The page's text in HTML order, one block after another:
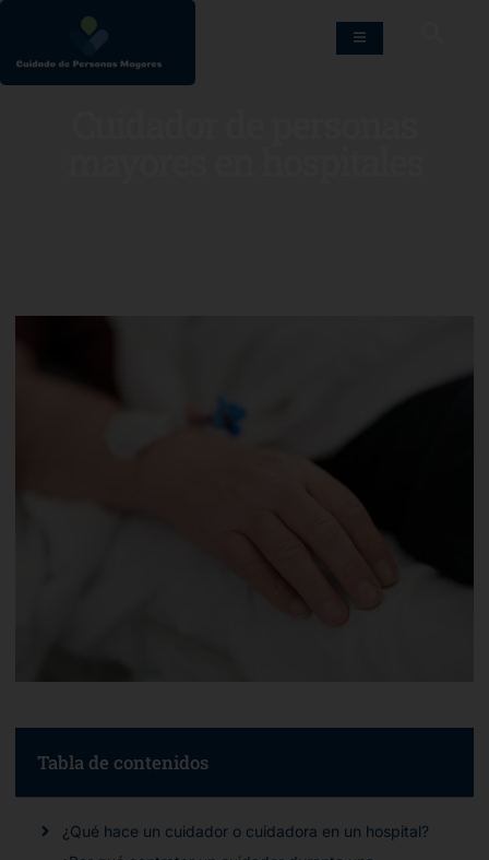
Tabla de contenidos
¿Qué hace un cuidador o cuidadora en un hospital?